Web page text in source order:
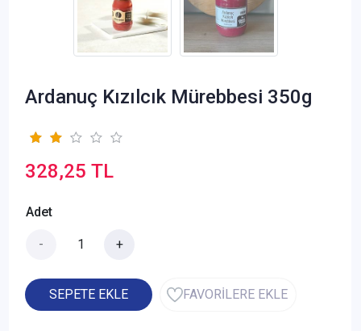
Ardanuç Kızılcık Mürebbesi 350g
328,25 TL
Adet
- +
SEPETE EKLE FAVORİLERE EKLE